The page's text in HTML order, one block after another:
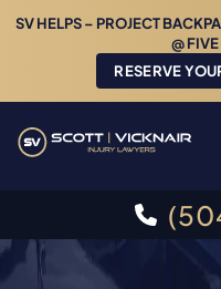
SV HELPS – PROJECT
@
RESERVE